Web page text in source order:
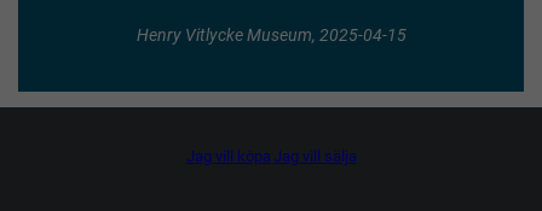
Henry Vitlycke Museum, 2025-04-15
Jag vill köpa Jag vill sälja